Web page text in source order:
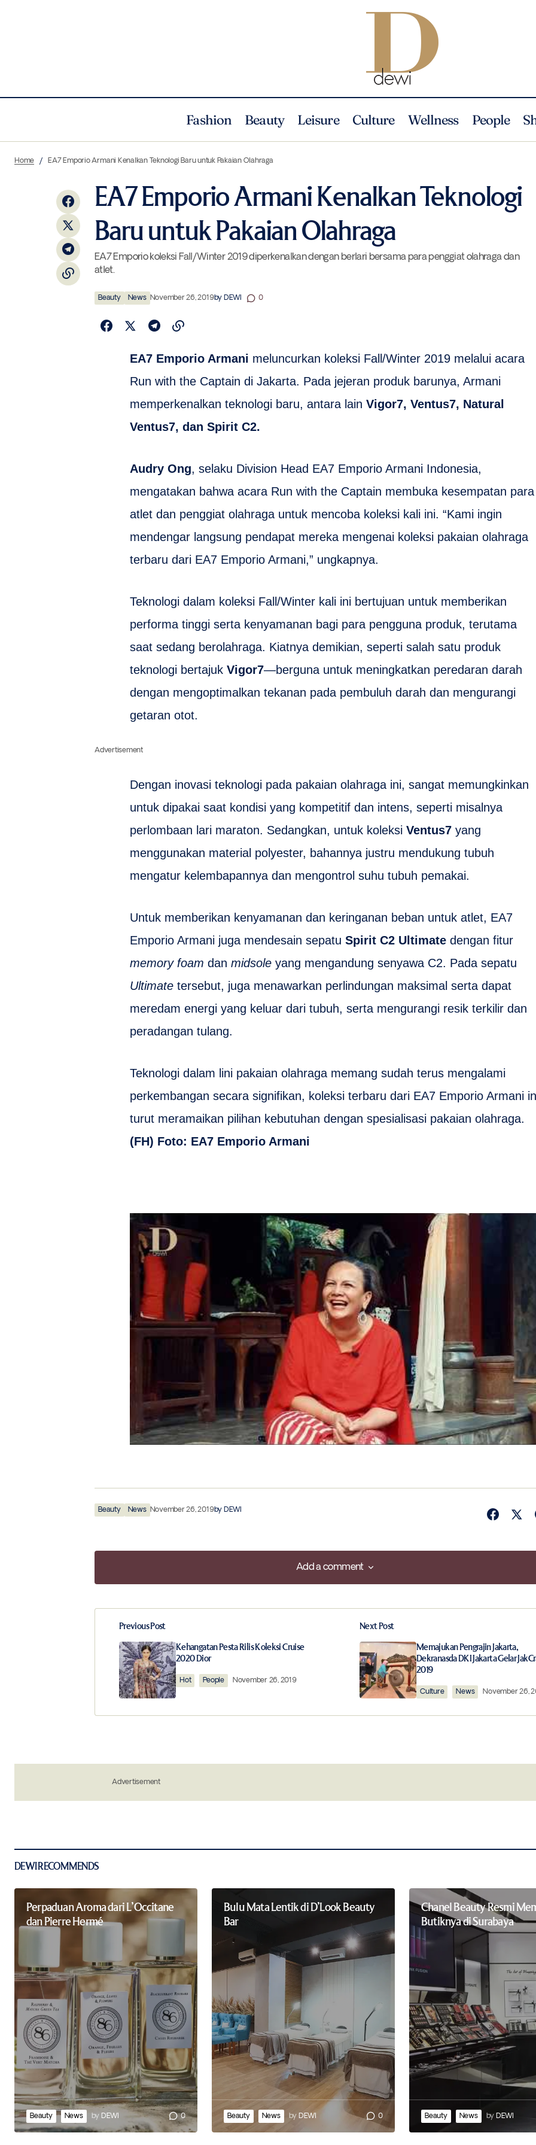
Fashion Beauty Leisure Culture Wellness People
Kehangatan Pesta Rilis Koleksi Cruise
2020 Dior
Beauty
Home EA7 Emporio Armani Kenalkan Teknologi Baru untuk Pakaian Olahraga
EA7 Emporio Armani Kenalkan Teknologi
Baru untuk Pakaian Olahraga
EA7 Emporio koleksi Fall/Winter 2019 diperkenalkan dengan berlari bersama para penggiat olahraga dan
atlet.
Beauty News November 26, 2019by DEWI 0
EA7 Emporio Armani meluncurkan koleksi Fall/Winter 2019 melalui acara
Run with the Captain di Jakarta. Pada jejeran produk barunya, Armani
memperkenalkan teknologi baru, antara lain Vigor7, Ventus7, Natural
Ventus7, dan Spirit C2.
Audry Ong, selaku Division Head EA7 Emporio Armani Indonesia,
mengatakan bahwa acara Run with the Captain membuka kesempatan para
atlet dan penggiat olahraga untuk mencoba koleksi kali ini. “Kami ingin
mendengar langsung pendapat mereka mengenai koleksi pakaian olahraga
terbaru dari EA7 Emporio Armani,” ungkapnya.
Teknologi dalam koleksi Fall/Winter kali ini bertujuan untuk memberikan
performa tinggi serta kenyamanan bagi para pengguna produk, terutama
saat sedang berolahraga. Kiatnya demikian, seperti salah satu produk
teknologi bertajuk Vigor7—berguna untuk meningkatkan peredaran darah
dengan mengoptimalkan tekanan pada pembuluh darah dan mengurangi
getaran otot.
Advertisement
Dengan inovasi teknologi pada pakaian olahraga ini, sangat memungkinkan
untuk dipakai saat kondisi yang kompetitif dan intens, seperti misalnya
perlombaan lari maraton. Sedangkan, untuk koleksi Ventus7 yang
menggunakan material polyester, bahannya justru mendukung tubuh
mengatur kelembapannya dan mengontrol suhu tubuh pemakai.
Untuk memberikan kenyamanan dan keringanan beban untuk atlet, EA7
Emporio Armani juga mendesain sepatu Spirit C2 Ultimate dengan fitur
memory foam dan midsole yang mengandung senyawa C2. Pada sepatu
Ultimate tersebut, juga menawarkan perlindungan maksimal serta dapat
meredam energi yang keluar dari tubuh, serta mengurangi resik terkilir dan
peradangan tulang.
Teknologi dalam lini pakaian olahraga memang sudah terus mengalami
perkembangan secara signifikan, koleksi terbaru dari EA7 Emporio Armani
turut meramaikan pilihan kebutuhan dengan spesialisasi pakaian olahraga.
(FH) Foto: EA7 Emporio Armani
Beauty News November 26, 2019by DEWI
Add a comment
Add a comment
Your email address will not be published. Required fields are marked
Comment*
Save my name, email, and website in this browser for
Previous Post
Kehangatan Pesta Rilis Koleksi Cruise
2020 Dior
Hot People November 26, 2019
Next Post
Memajukan Pengrajin Jakarta,
Dekranasda DKI Jakarta Gelar
2019
Culture News November 26,
Advertisement
DEWI RECOMMENDS
Perpaduan Aroma dari L’Occitane
dan Pierre Hermé
Beauty News by DEWI 0
Bulu Mata Lentik di D’Look Beauty
Bar
Beauty News by DEWI 0
Chanel Beauty Resmi
Butiknya di Surabaya
Beauty News by DEWI